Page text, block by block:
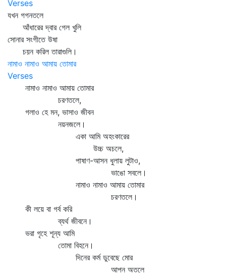
Verses
যখন গগনতলে
আঁধারের দ্বার গেল খুলি
সোনার সংগীতে উষা
চয়ন করিল তারাগুলি।
নামাও নামাও আমায় তোমার
Verses
নামাও নামাও আমায় তোমার
চরণতলে,
গলাও হে মন, ভাসাও জীবন
নয়নজলে।
একা আমি অহংকারের
উচ্চ অচলে,
পাষাণ-আসন ধুলায় লুটাও,
ভাঙো সবলে।
নামাও নামাও আমায় তোমার
চরণতলে।
কী লয়ে বা গর্ব করি
ব্যর্থ জীবনে।
ভরা গৃহে শূন্য আমি
তোমা বিহনে।
দিনের কর্ম ডুবেছে মোর
আপন অতলে